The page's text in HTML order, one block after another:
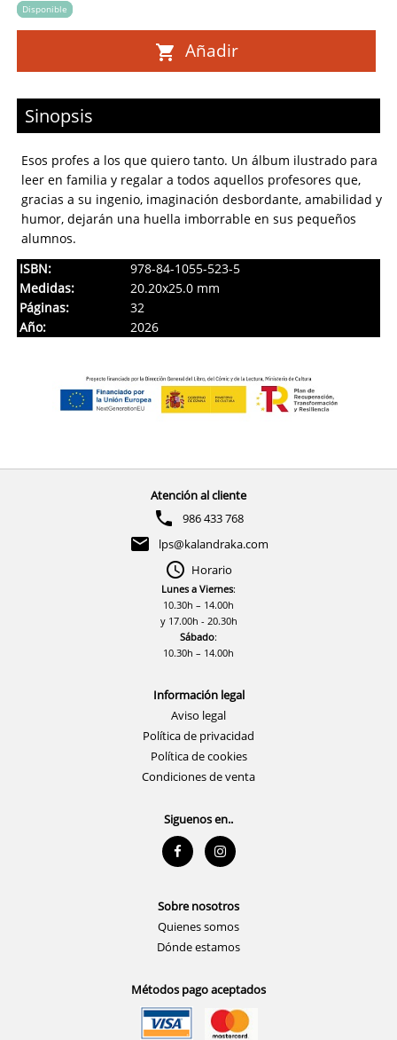
Disponible
Añadir
Sinopsis
Esos profes a los que quiero tanto. Un álbum ilustrado para
leer en familia y regalar a todos aquellos profesores que,
gracias a su ingenio, imaginación desbordante, amabilidad y
humor, dejarán una huella imborrable en sus pequeños
alumnos.
ISBN:
978-84-1055-523-5
Medidas:
20.20x25.0 mm
Páginas:
32
Año:
2026
Atención al cliente
986 433 768
lps@kalandraka.com
Horario
Lunes a Viernes:
10.30h – 14.00h
y 17.00h - 20.30h
Sábado:
10.30h – 14.00h
Información legal
Aviso legal
Política de privacidad
Política de cookies
Condiciones de venta
Siguenos en..
Sobre nosotros
Quienes somos
Dónde estamos
Métodos pago aceptados